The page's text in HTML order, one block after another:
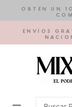
contenido
OBTÉN UN
ENVÍOS
Search